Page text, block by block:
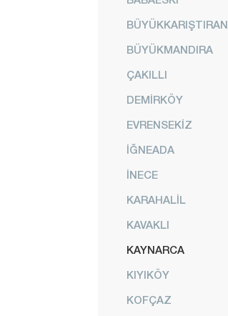
BÜYÜKKARIŞTIRAN
BÜYÜKMANDIRA
ÇAKILLI
DEMİRKÖY
EVRENSEKİZ
İĞNEADA
İNECE
KARAHALİL
KAVAKLI
KAYNARCA
KIYIKÖY
KOFÇAZ